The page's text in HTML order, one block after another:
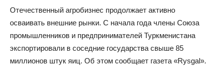
Отечественный агробизнес продолжает активно
осваивать внешние рынки. С начала года члены Союза
промышленников и предпринимателей Туркменистана
экспортировали в соседние государства свыше 85
миллионов штук яиц. Об этом сообщает газета «Rysgal».